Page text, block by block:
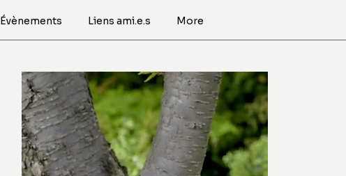
Évènements Liens ami.e.s More